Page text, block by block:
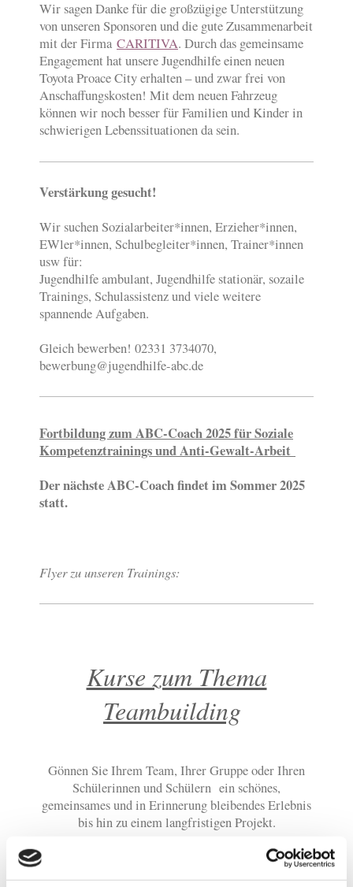
Wir sagen Danke für die großzügige Unterstützung
von unseren Sponsoren und die gute Zusammenarbeit
mit der Firma CARITIVA. Durch das gemeinsame
Engagement hat unsere Jugendhilfe einen neuen
Toyota Proace City erhalten – und zwar frei von
Anschaffungskosten! Mit dem neuen Fahrzeug
können wir noch besser für Familien und Kinder in
schwierigen Lebenssituationen da sein.
Verstärkung gesucht!
Wir suchen Sozialarbeiter*innen, Erzieher*innen,
EWler*innen, Schulbegleiter*innen, Trainer*innen
usw für:
Jugendhilfe ambulant, Jugendhilfe stationär, sozaile
Trainings, Schulassistenz und viele weitere
spannende Aufgaben.
Gleich bewerben! 02331 3734070,
bewerbung@jugendhilfe-abc.de
Fortbildung zum ABC-Coach 2025 für Soziale
Kompetenztrainings und Anti-Gewalt-Arbeit
Der nächste ABC-Coach findet im Sommer 2025
statt.
Flyer zu unseren Trainings:
Kurse zum Thema
Teambuilding
Gönnen Sie Ihrem Team, Ihrer Gruppe oder Ihren
Schülerinnen und Schülern ein schönes,
gemeinsames und in Erinnerung bleibendes Erlebnis
bis hin zu einem langfristigen Projekt.
Wir unterstützen Sie dabei mit unserer langjährigen